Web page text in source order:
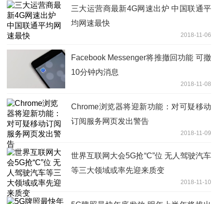
三大运营商最新4G网速出炉 中国联通平
均网速最快
2018-11-06
Facebook Messenger将推撤回功能 可撤
10分钟内消息
2018-11-08
Chrome浏览器将迎新功能：对可疑移动
订阅服务网页发出警告
2018-11-09
世界互联网大会5G抢“C”位 无人驾驶汽车
等三大领域或率先迎来质变
2018-11-10